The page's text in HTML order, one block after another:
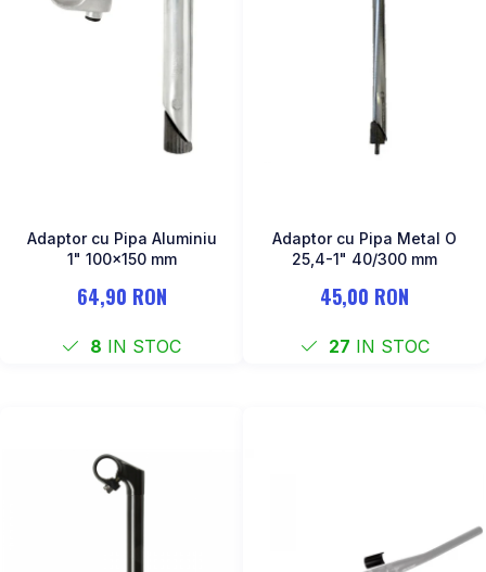
Adaptor cu Pipa Aluminiu
1" 100x150 mm
64,90 RON
8 IN STOC
Adaptor cu Pipa Metal O
25,4-1" 40/300 mm
45,00 RON
27 IN STOC